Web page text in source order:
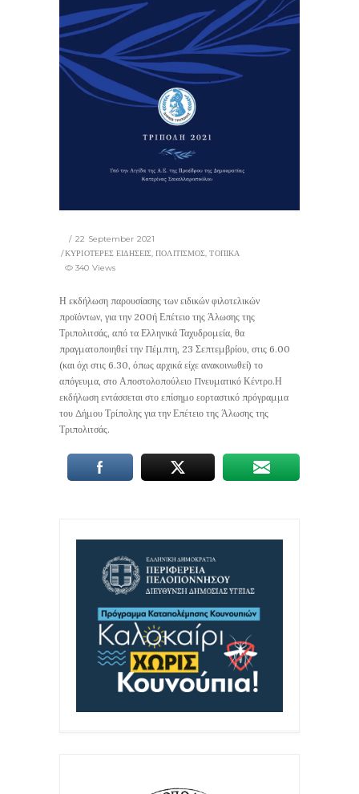
22 September 2021
ΚΥΡΙΟΤΕΡΕΣ ΕΙΔΗΣΕΙΣ,ΠΟΛΙΤΙΣΜΟΣ,ΤΟΠΙΚΑ
340 Views
Η εκδήλωση παρουσίασης των ειδικών φιλοτελικών
προϊόντων, για την 200ή Επέτειο της Άλωσης της
Τριπολιτσάς, από τα Ελληνικά Ταχυδρομεία, θα
πραγματοποιηθεί την Πέμπτη, 23 Σεπτεμβρίου, στις 6.00
(και όχι στις 6.30, όπως αρχικά είχε ανακοινωθεί) το
απόγευμα, στο Αποστολοπούλειο Πνευματικό Κέντρο.Η
εκδήλωση εντάσσεται στο επίσημο εορταστικό πρόγραμμα
του Δήμου Τρίπολης για την Επέτειο της Άλωσης της
Τριπολιτσάς.